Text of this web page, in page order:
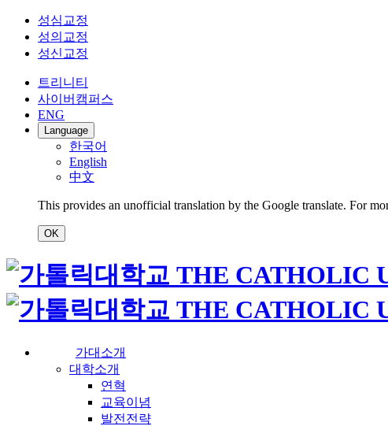
성심교정
성의교정
성신교정
트리니티
사이버캠퍼스
ENG
Language
한국어
English
中文
This provides an unofficial translation by the Google translate. For
OK
가대소개
대학소개
연혁
교육이념
발전전략